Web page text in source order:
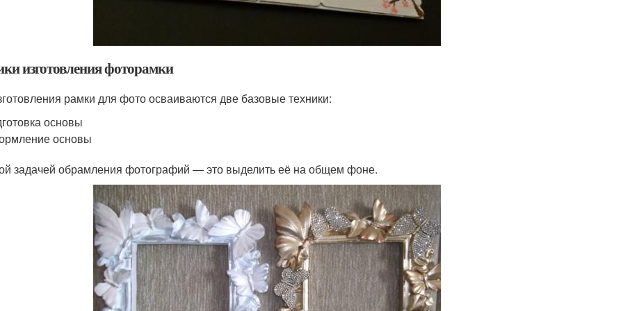
изготовления фоторамки
рамки для фото осваиваются две базовые техники:
основы
основы
задачей обрамления фотографий — это выделить её на общем фоне.